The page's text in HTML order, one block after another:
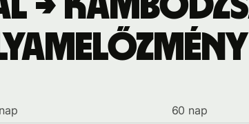
60 nap